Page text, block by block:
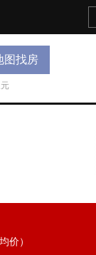
图找房
价）